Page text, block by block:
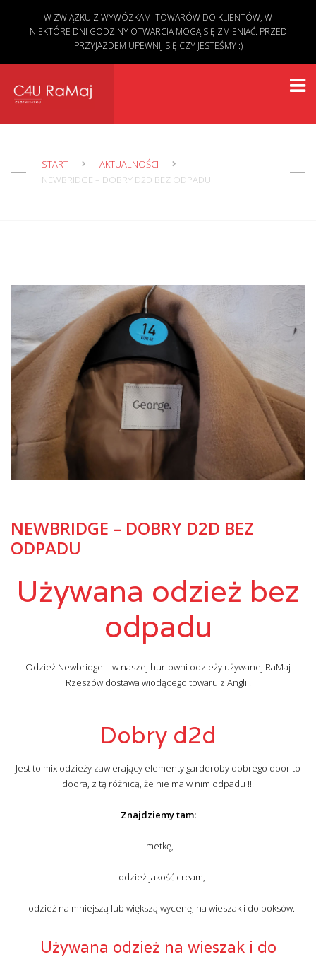
START
AKTUALNOŚCI
NEWBRIDGE – DOBRY D2D BEZ ODPADU
NEWBRIDGE – DOBRY D2D BEZ
ODPADU
Używana odzież bez
odpadu
Odzież Newbridge – w naszej hurtowni odzieży używanej RaMaj
Rzeszów dostawa wiodącego towaru z Anglii.
Dobry d2d
Jest to mix odzieży zawierający elementy garderoby dobrego door to
doora, z tą różnicą, że nie ma w nim odpadu !!!
Znajdziemy tam:
-metkę,
– odzież jakość cream,
– odzież na mniejszą lub większą wycenę, na wieszak i do boksów.
Używana odzież na wieszak i do
W ZWIĄZKU Z WYWÓZKAMI TOWARÓW DO KLIENTÓW, W
NIEKTÓRE DNI GODZINY OTWARCIA MOGĄ SIĘ ZMIENIAĆ. PRZED
PRZYJAZDEM UPEWNIJ SIĘ CZY JESTEŚMY :)